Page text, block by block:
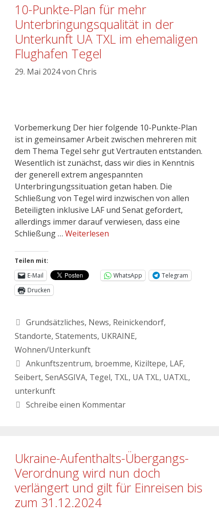
10-Punkte-Plan für mehr
Unterbringungsqualität in der
Unterkunft UA TXL im ehemaligen
Flughafen Tegel
29. Mai 2024von Chris
Vorbemerkung Der hier folgende 10-Punkte-Plan
ist in gemeinsamer Arbeit zwischen mehreren mit
dem Thema Tegel sehr gut Vertrauten entstanden.
Wesentlich ist zunächst, dass wir dies in Kenntnis
der generell extrem angespannten
Unterbringungssituation getan haben. Die
Schließung von Tegel wird inzwischen von allen
Beteiligten inklusive LAF und Senat gefordert,
allerdings immer darauf verwiesen, dass eine
Schließung … Weiterlesen
Teilen mit:
E-Mail
WhatsApp
Telegram
Drucken
Grundsätzliches, News, Reinickendorf,
Standorte, Statements, UKRAINE,
Wohnen/Unterkunft
Ankunftszentrum, broemme, Kiziltepe, LAF,
Seibert, SenASGIVA, Tegel, TXL, UA TXL, UATXL,
unterkunft
Schreibe einen Kommentar
Ukraine-Aufenthalts-Übergangs-
Verordnung wird nun doch
verlängert und gilt für Einreisen bis
zum 31.12.2024